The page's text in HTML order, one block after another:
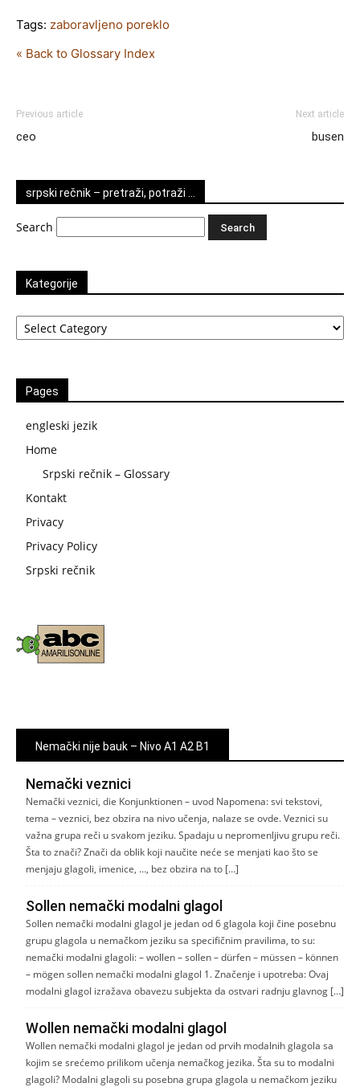
Tags: zaboravljeno poreklo
« Back to Glossary Index
Previous article
ceo
Next article
busen
srpski rečnik – pretraži, potraži …
Search
Kategorije
Kategorije
Pages
engleski jezik
Home
Srpski rečnik – Glossary
Kontakt
Privacy
Privacy Policy
Srpski rečnik
Nemački nije bauk – Nivo A1 A2 B1
Nemački veznici
Nemački veznici, die Konjunktionen – uvod Napomena: svi tekstovi,
tema – veznici, bez obzira na nivo učenja, nalaze se ovde. Veznici su
važna grupa reči u svakom jeziku. Spadaju u nepromenljivu grupu reči.
Šta to znači? Znači da oblik koji naučite neće se menjati kao što se
menjaju glagoli, imenice, …, bez obzira na to […]
Sollen nemački modalni glagol
Sollen nemački modalni glagol je jedan od 6 glagola koji čine posebnu
grupu glagola u nemačkom jeziku sa specifičnim pravilima, to su:
nemački modalni glagoli: – wollen – sollen – dürfen – müssen – können
– mögen sollen nemački modalni glagol 1. Značenje i upotreba: Ovaj
modalni glagol izražava obavezu subjekta da ostvari radnju glavnog […]
Wollen nemački modalni glagol
Wollen nemački modalni glagol je jedan od prvih modalnih glagola sa
kojim se srećemo prilikom učenja nemačkog jezika. Šta su to modalni
glagoli? Modalni glagoli su posebna grupa glagola u nemačkom jeziku